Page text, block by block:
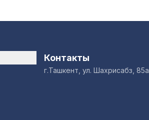
Контакты
г.Ташкент, ул. Шахрисабз, 85а